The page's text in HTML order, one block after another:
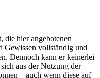
die hier angebotenen
Gewissen vollständig und
Dennoch kann er keinerlei
aus der Nutzung der
– auch wenn diese auf